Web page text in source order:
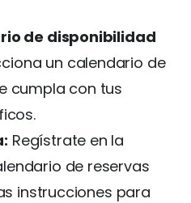
de disponibilidad
un calendario de
cumpla con tus
Regístrate en la
de reservas
instrucciones para